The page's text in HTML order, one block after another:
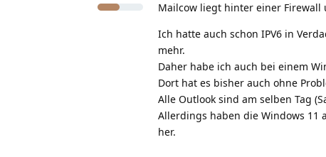
Mailcow liegt hinter einer Firewall
Ich hatte auch schon IPV6 in
mehr.
Daher habe ich auch bei einem
Dort hat es bisher auch ohne
Alle Outlook sind am selben Tag
Allerdings haben die Windows 11
her.